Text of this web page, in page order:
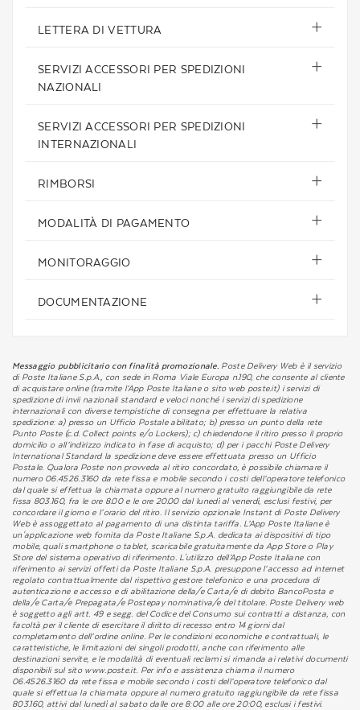
LETTERA DI VETTURA
SERVIZI ACCESSORI PER SPEDIZIONI
NAZIONALI
SERVIZI ACCESSORI PER SPEDIZIONI
INTERNAZIONALI
RIMBORSI
MODALITÀ DI PAGAMENTO
MONITORAGGIO
DOCUMENTAZIONE
Messaggio pubblicitario con finalità promozionale. Poste Delivery Web è il servizio
di Poste Italiane S.p.A., con sede in Roma Viale Europa n.190, che consente al cliente
di acquistare online (tramite l’App Poste Italiane o sito web poste.it) i servizi di
spedizione di invii nazionali standard e veloci nonché i servizi di spedizione
internazionali con diverse tempistiche di consegna per effettuare la relativa
spedizione: a) presso un Ufficio Postale abilitato; b) presso un punto della rete
Punto Poste (c.d. Collect points e/o Lockers); c) chiedendone il ritiro presso il proprio
domicilio o all’indirizzo indicato in fase di acquisto; d) per i pacchi Poste Delivery
International Standard la spedizione deve essere effettuata presso un Ufficio
Postale. Qualora Poste non provveda al ritiro concordato, è possibile chiamare il
numero 06.4526.3160 da rete fissa e mobile secondo i costi dell’operatore telefonico
dal quale si effettua la chiamata oppure al numero gratuito raggiungibile da rete
fissa 803.160, fra le ore 8.00 e le ore 20.00 dal lunedì al venerdì, esclusi festivi, per
concordare il giorno e l’orario del ritiro. Il servizio opzionale Instant di Poste Delivery
Web è assoggettato al pagamento di una distinta tariffa. L’App Poste Italiane è
un'applicazione web fornita da Poste Italiane S.p.A. dedicata ai dispositivi di tipo
mobile, quali smartphone o tablet, scaricabile gratuitamente da App Store o Play
Store del sistema operativo di riferimento. L'utilizzo dell’App Poste Italiane con
riferimento ai servizi offerti da Poste Italiane S.p.A. presuppone l’accesso ad internet
regolato contrattualmente dal rispettivo gestore telefonico e una procedura di
autenticazione e accesso e di abilitazione della/e Carta/e di debito BancoPosta e
della/e Carta/e Prepagata/e Postepay nominativa/e del titolare. Poste Delivery web
è soggetto agli artt. 49 e segg. del Codice del Consumo sui contratti a distanza, con
facoltà per il cliente di esercitare il diritto di recesso entro 14 giorni dal
completamento dell’ordine online. Per le condizioni economiche e contrattuali, le
caratteristiche, le limitazioni dei singoli prodotti, anche con riferimento alle
destinazioni servite, e le modalità di eventuali reclami si rimanda ai relativi documenti
disponibili sul sito www.poste.it. Per info e assistenza chiama il numero
06.4526.3160 da rete fissa e mobile secondo i costi dell’operatore telefonico dal
quale si effettua la chiamata oppure al numero gratuito raggiungibile da rete fissa
803.160, attivi dal lunedì al sabato dalle ore 8:00 alle ore 20:00, esclusi i festivi.